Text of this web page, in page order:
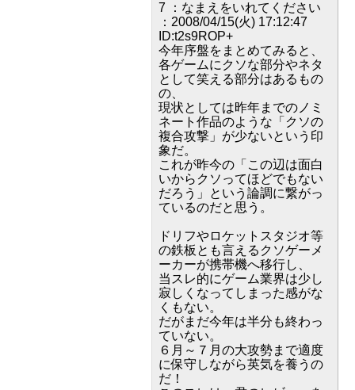
7 ：なまえをいれてください
：2008/04/15(火) 17:12:47
ID:t2s9ROP+
今年序盤をまとめてみると、
各ゲームにクソな部分やネタ
として笑える部分はあるもの
の、
現状としては昨年までのノミ
ネート作品のような「クソの
複合攻撃」が少ないという印
象だ。
これが昨今の「この辺は面白
いからクソってほどでもない
だろう」という論調に繋がっ
ているのだと思う。
ドリフやロケットスタジオ等
の鉄板とも言えるクソゲーメ
ーカーが携帯機へ移行し、
当スレ的にゲーム業界は少し
寂しくなってしまった感がな
くもない。
だがまだ今年は半分も終わっ
ていない。
６月～７月の大攻勢まで適度
に保守しながら英気を養うの
だ！